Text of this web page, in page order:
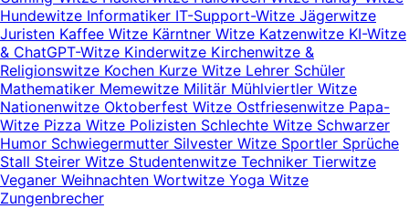
Hundewitze Informatiker IT-Support-Witze Jägerwitze
Juristen Kaffee Witze Kärntner Witze Katzenwitze KI-Witze
& ChatGPT-Witze Kinderwitze Kirchenwitze &
Religionswitze Kochen Kurze Witze Lehrer Schüler
Mathematiker Memewitze Militär Mühlviertler Witze
Nationenwitze Oktoberfest Witze Ostfriesenwitze Papa-
Witze Pizza Witze Polizisten Schlechte Witze Schwarzer
Humor Schwiegermutter Silvester Witze Sportler Sprüche
Stall Steirer Witze Studentenwitze Techniker Tierwitze
Veganer Weihnachten Wortwitze Yoga Witze
Zungenbrecher